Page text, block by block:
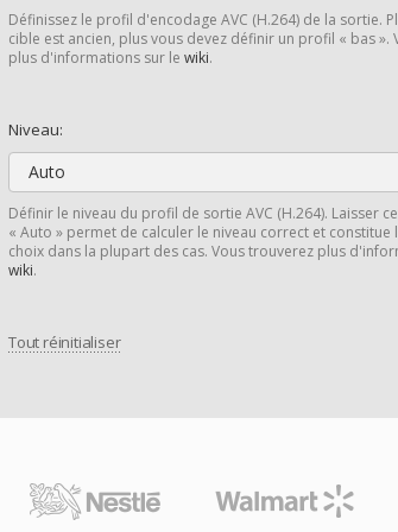
Définissez le profil d'encodage AVC (H.264) de la sortie.
cible est ancien, plus vous devez définir un profil « bas ».
plus d'informations sur le wiki.
Niveau:
Auto
Définir le niveau du profil de sortie AVC (H.264). Laisser
« Auto » permet de calculer le niveau correct et constitue
choix dans la plupart des cas. Vous trouverez plus
wiki.
Tout réinitialiser